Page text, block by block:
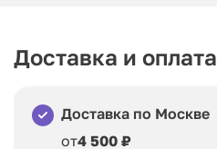
Доставка и оплата
Доставка по Москве
от4 500 ₽